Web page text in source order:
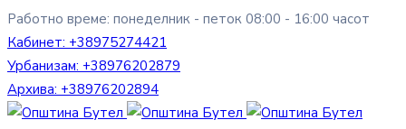
Работно време: понеделник - петок 08:00 - 16:00 часот
Кабинет: +38975274421
Урбанизам: +38976202879
Архива: +38976202894